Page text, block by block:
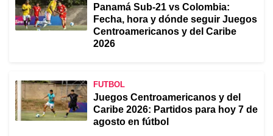
Panamá Sub-21 vs Colombia:
Fecha, hora y dónde seguir Juegos
Centroamericanos y del Caribe
2026
FUTBOL
Juegos Centroamericanos y del
Caribe 2026: Partidos para hoy 7 de
agosto en fútbol